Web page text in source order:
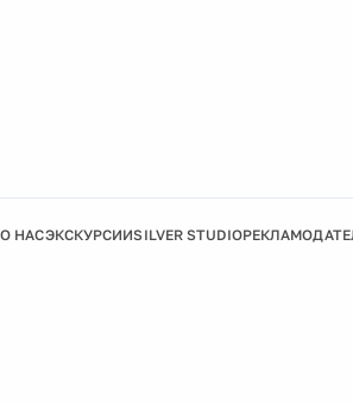
О НАСЭКСКУРСИИSILVER STUDIO